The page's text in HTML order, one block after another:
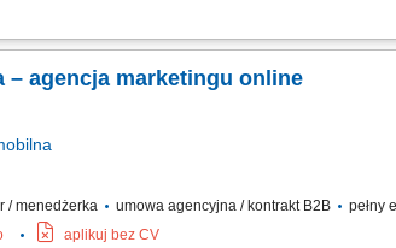
pod marką agencji marketingowej; aktywne
– agencja marketingu online
/ menedżerka umowa agencyjna / kontrakt B2B pełny
aplikuj bez CV